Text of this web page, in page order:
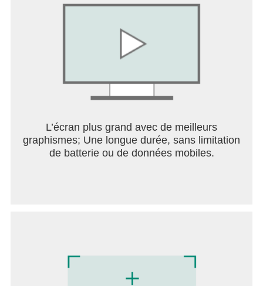
Discutez en temps réel avec vos alliés grâce au
chat vocal. Planifiez des attaques, coordonnez la
défense et renforcez les liens de l'alliance : aucune
Partez à l'aventure et plongez dans l'océan de
Votre règne commence ici : votre épopée s'écrit
dès cet instant.
L’écran plus grand avec de meilleurs
graphismes; Une longue durée, sans limitation
de batterie ou de données mobiles.